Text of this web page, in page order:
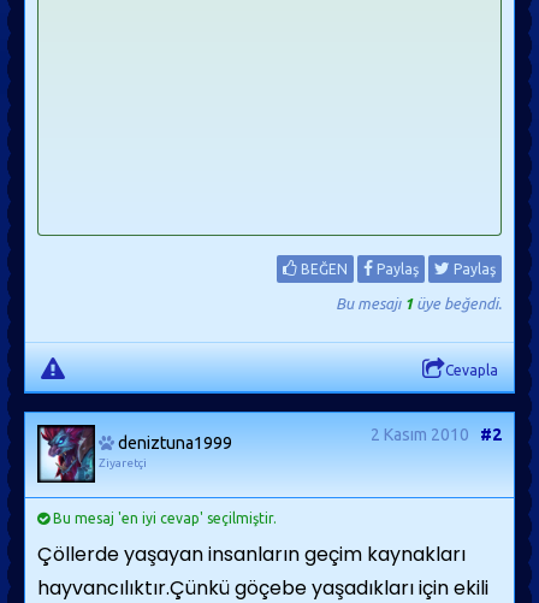
BEĞEN Paylaş Paylaş
Bu mesajı 1üye beğendi.
Cevapla
deniztuna1999
Ziyaretçi
2 Kasım 2010 #2
Bu mesaj 'en iyi cevap' seçilmiştir.
Çöllerde yaşayan insanların geçim kaynakları
hayvancılıktır.Çünkü göçebe yaşadıkları için ekili